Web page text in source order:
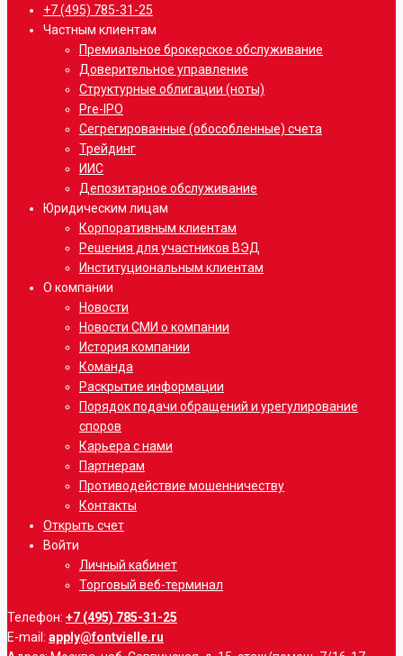
Close
Menu
+7 (495) 785-31-25
Частным клиентам
Премиальное брокерское обслуживание
Доверительное управление
Структурные облигации (ноты)
Pre-IPO
Сегрегированные (обособленные) счета
Трейдинг
ИИС
Депозитарное обслуживание
Юридическим лицам
Корпоративным клиентам
Решения для участников ВЭД
Институциональным клиентам
О компании
Новости
Новости СМИ о компании
История компании
Команда
Раскрытие информации
Порядок подачи обращений и урегулирование
споров
Карьера с нами
Партнерам
Противодействие мошенничеству
Контакты
Открыть счет
Войти
Личный кабинет
Торговый веб-терминал
Телефон: +7 (495) 785-31-25
E-mail: apply@fontvielle.ru